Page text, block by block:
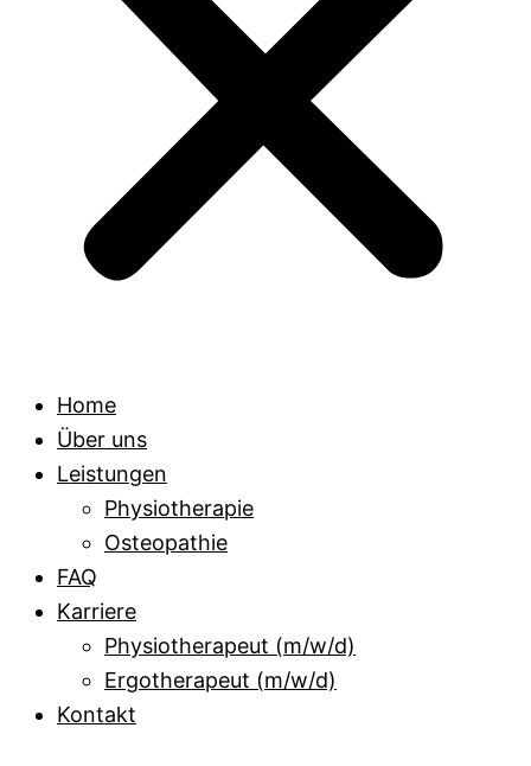
Home
Über uns
Leistungen
Physiotherapie
Osteopathie
FAQ
Karriere
Physiotherapeut (m/w/d)
Ergotherapeut (m/w/d)
Kontakt